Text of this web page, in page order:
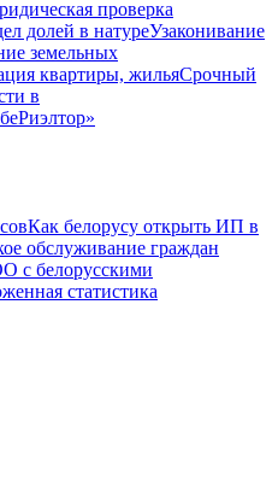
проверка
долей в натуреУзаконивание
земельных
квартиры, жильяСрочный
в
Как белорусу открыть ИП в
обслуживание граждан
с белорусскими
статистика